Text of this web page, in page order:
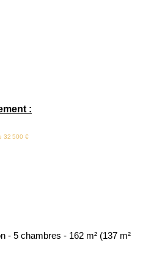
/ GÉRER
:
32 500 €
- 5 chambres - 162 m² (137 m²